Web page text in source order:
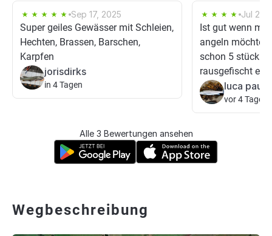
Sep 17, 2025
Super geiles Gewässer mit Schleien,
Hechten, Brassen, Barschen,
Karpfen
jorisdirks
in 4 Tagen
Jul 23,
Ist gut wenn
angeln möchte
schon 5 stück
rausgefischt es
luca paul1
vor 4 Tagen
Alle 3 Bewertungen ansehen
Wegbeschreibung